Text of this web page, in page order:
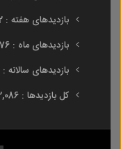
بازدیدهای هفته : 7,242
بازدیدهای ماه : 33,976
بازدیدهای سالانه : 119,237
کل بازدیدها : 18,182,086